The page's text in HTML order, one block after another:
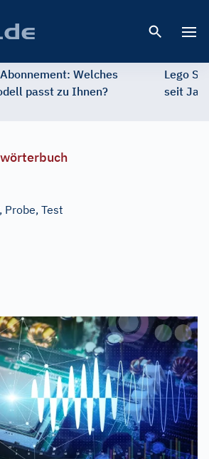
Welches
passt zu Ihnen?
Lego
seit
Probe, Test